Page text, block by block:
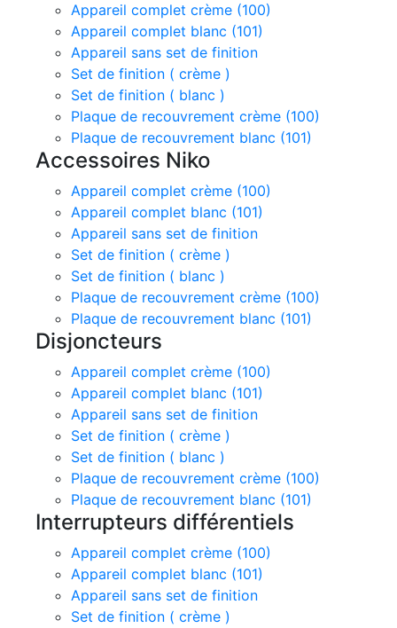
Appareil complet crème (100)
Appareil complet blanc (101)
Appareil sans set de finition
Set de finition ( crème )
Set de finition ( blanc )
Plaque de recouvrement crème (100)
Plaque de recouvrement blanc (101)
Accessoires Niko
Appareil complet crème (100)
Appareil complet blanc (101)
Appareil sans set de finition
Set de finition ( crème )
Set de finition ( blanc )
Plaque de recouvrement crème (100)
Plaque de recouvrement blanc (101)
Disjoncteurs
Appareil complet crème (100)
Appareil complet blanc (101)
Appareil sans set de finition
Set de finition ( crème )
Set de finition ( blanc )
Plaque de recouvrement crème (100)
Plaque de recouvrement blanc (101)
Interrupteurs différentiels
Appareil complet crème (100)
Appareil complet blanc (101)
Appareil sans set de finition
Set de finition ( crème )